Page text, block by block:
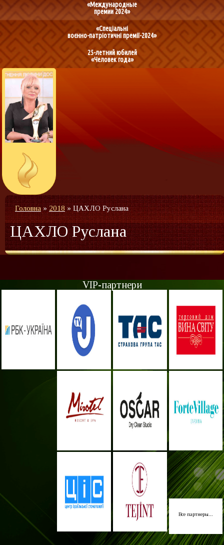
«Международные
премии 2024»
«Спеціальні
воєнно-патріотичні премії-2024»
25-летний юбилей
«Человек года»
Головна» 2018 » ЦАХЛО Руслана
ЦАХЛО Руслана
VIP-партнери
Все партнеры...